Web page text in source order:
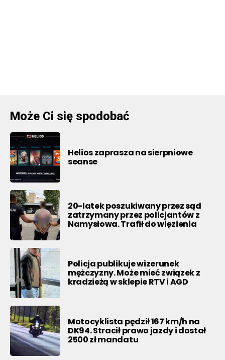
Może Ci się spodobać
Helios zaprasza na sierpniowe
seanse
20-latek poszukiwany przez sąd
zatrzymany przez policjantów z
Namysłowa. Trafił do więzienia
Policja publikuje wizerunek
mężczyzny. Może mieć związek z
kradzieżą w sklepie RTV i AGD
Motocyklista pędził 167 km/h na
DK94. Stracił prawo jazdy i dostał
2500 zł mandatu